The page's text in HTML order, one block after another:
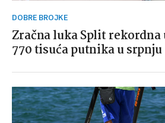
DOBRE BROJKE
Zračna luka Split rekordna
770 tisuća putnika u srpnju